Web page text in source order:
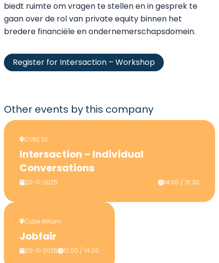
biedt ruimte om vragen te stellen en in gesprek te
gaan over de rol van private equity binnen het
bredere financiële en ondernemerschapsdomein.
Register for Intersaction – Workshop
Other events by this company
CUBE 32
Intersaction – Individual
Conversations
20-11-2025 14:00 / 15:30
Cube Atrium
Jobfair
20-11-2025 12:00 / 14:00